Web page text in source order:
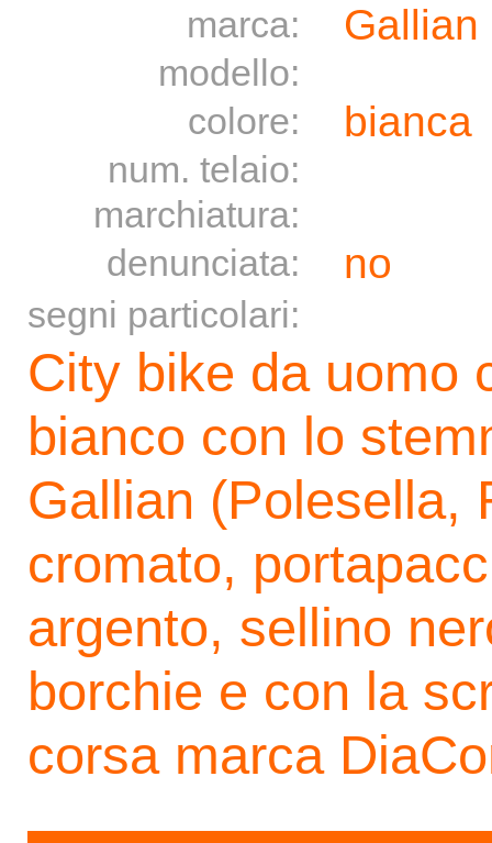
marca: Gallian
modello:
colore:
bianca
num. telaio:
marchiatura:
denunciata:
no
segni particolari:
City bike da uomo
bianco con lo
Gallian (Polesella,
cromato,
argento, sellino
borchie e con la
corsa marca